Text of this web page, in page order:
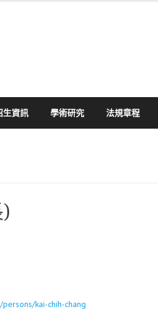
生資訊 學術研究 法規章程
kai-chih-chang